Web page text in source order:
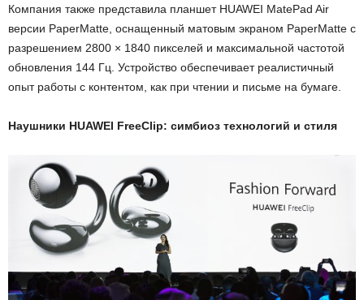
Компания также представила планшет HUAWEI MatePad Air
версии PaperMatte, оснащенный матовым экраном PaperMatte с
разрешением 2800 × 1840 пикселей и максимальной частотой
обновления 144 Гц. Устройство обеспечивает реалистичный
опыт работы с контентом, как при чтении и письме на бумаге.
Наушники HUAWEI FreeClip: симбиоз технологий и стиля